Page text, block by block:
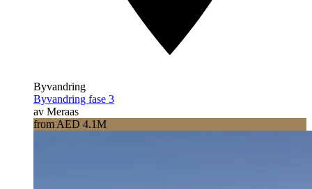
Byvandring
Byvandring fase 3
av Meraas
from AED 4.1M